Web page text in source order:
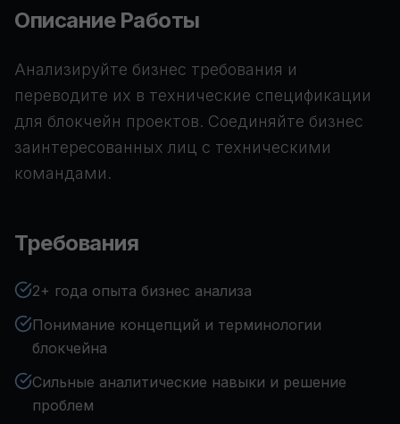
Описание Работы
Анализируйте бизнес требования и
переводите их в технические спецификации
для блокчейн проектов. Соединяйте бизнес
заинтересованных лиц с техническими
командами.
Требования
2+ года опыта бизнес анализа
Понимание концепций и терминологии
блокчейна
Сильные аналитические навыки и решение
проблем